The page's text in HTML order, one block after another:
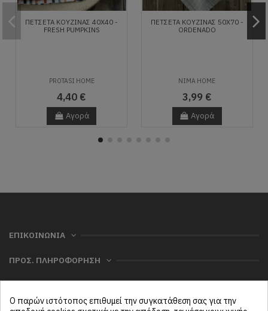
ΠΕΤΣΈΤΑ ΚΟΥΖΊΝΑΣ 40X40 -
FRESH PUMPKINS
PROTASI HOME
4,40 €
Αγορά
ΠΕΤΣΈΤΑ ΚΟΥΖΊΝΑΣ 50X70 -
ORDENADO
NIMA HOME
3,99 €
Αγορά
ΕΠΙΚΟΙΝΩΝΙΑ
ΠΡΟΣ. ΠΛΗΡΟΦΟΡΗΣΗ
Ο παρών ιστότοπος επιθυμεί την συγκατάθεση σας για την